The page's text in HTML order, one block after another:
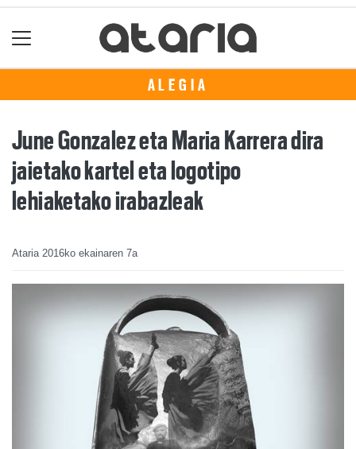
ALEGIA
June Gonzalez eta Maria Karrera dira
jaietako kartel eta logotipo
lehiaketako irabazleak
Ataria 2016ko ekainaren 7a